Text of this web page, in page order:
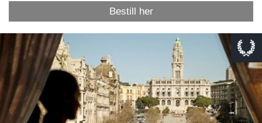
Bestill her
This page can't load Google Maps correctly.
Do you own this website?